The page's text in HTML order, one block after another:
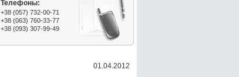
Телефоны:
+38 (057) 732-00-71
+38 (063) 760-33-77
+38 (093) 307-99-49
01.04.2012